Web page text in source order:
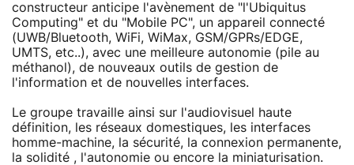
constructeur anticipe l'avènement de "l'Ubiquitus
Computing" et du "Mobile PC", un appareil connecté
(UWB/Bluetooth, WiFi, WiMax, GSM/GPRs/EDGE,
UMTS, etc..), avec une meilleure autonomie (pile au
méthanol), de nouveaux outils de gestion de
l'information et de nouvelles interfaces.
Le groupe travaille ainsi sur l'audiovisuel haute
définition, les réseaux domestiques, les interfaces
homme-machine, la sécurité, la connexion permanente,
la solidité , l'autonomie ou encore la miniaturisation.